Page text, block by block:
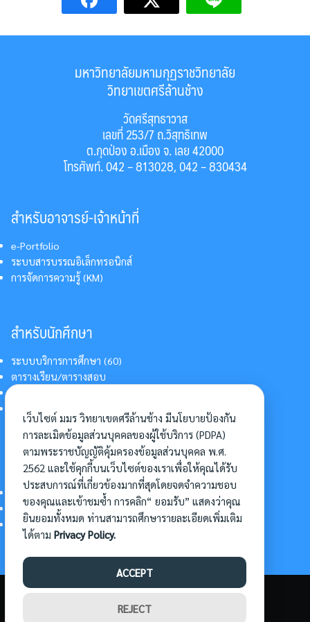
มหาวิทยาลัยมหามกุฏราชวิทยาลัย
วิทยาเขตศรีล้านช้าง
วัดศรีสุทธาวาส
เลขที่ 253/7 ถ.วิสุทธิเทพ
ต.กุดป่อง อ.เมือง จ. เลย 42000
โทรศัพท์. 042 – 813028, 042 – 830434
สำหรับอาจารย์-เจ้าหน้าที่
e-Portfolio
ระบบสารบรรณอิเล็กทรอนิกส์
การจัดการความรู้ (KM)
สำหรับนักศึกษา
ระบบบริการการศึกษา (60)
ตารางเรียน/ตารางสอบ
การแต่งกายนักศึกษา
อื่นๆ
การเข้าศึกษาต่อ
ดาวน์โหลดแบบฟอร์ม
การบริหารจัดการโครงการ
เว็บไซต์ มมร วิทยาเขตศรีล้านช้าง มีนโยบายป้องกัน
การละเมิดข้อมูลส่วนบุคคลของผู้ใช้บริการ (PDPA)
ตามพระราชบัญญัติคุ้มครองข้อมูลส่วนบุคคล พ.ศ.
2562 และใช้คุกกี้บนเว็บไซต์ของเราเพื่อให้คุณได้รับ
ประสบการณ์ที่เกี่ยวข้องมากที่สุดโดยจดจำความชอบ
ของคุณและเข้าชมซ้ำ การคลิก“ ยอมรับ” แสดงว่าคุณ
ยินยอมทั้งหมด ท่านสามารถศึกษารายละเอียดเพิ่มเติม
ได้ตาม Privacy Policy.
ACCEPT
REJECT